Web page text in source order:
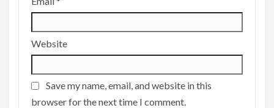
Website
Save my name, email, and website in this
browser for the next time I comment.